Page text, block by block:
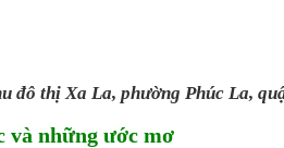
đô thị Xa La, phường Phúc La,
và những ước mơ